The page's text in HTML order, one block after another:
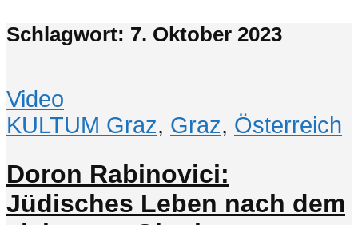
Schlagwort: 7. Oktober 2023
Video
KULTUM Graz, Graz, Österreich
Doron Rabinovici:
Jüdisches Leben nach dem